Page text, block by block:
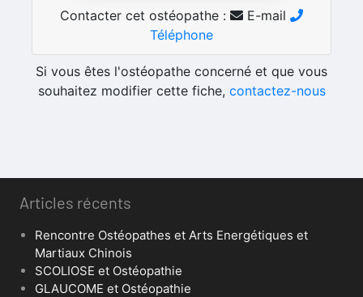
Contacter cet ostéopathe :
E-mail
Téléphone
Si vous êtes l'ostéopathe concerné et que vous
souhaitez modifier cette fiche, contactez-nous
Articles récents
Rencontre Ostéopathes et Arts Energétiques et
Martiaux Chinois
SCOLIOSE et Ostéopathie
GLAUCOME et Ostéopathie